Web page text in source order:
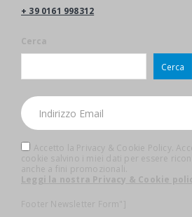
+ 39 0161 998312
Cerca
Cerca
Accetto la Privacy & Cookie Policy.
cookie salvino i miei dati per essere
anche a fini promozionali.
Leggi la nostra Privacy & Cookie
Footer Newsletter Form"]